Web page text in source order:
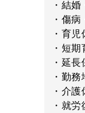
・結
・傷
・育
・短
・延
・勤
・介
・就